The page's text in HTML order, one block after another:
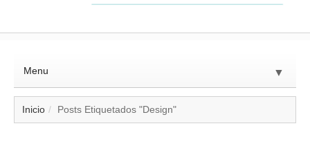
Menu ▼
Inicio Posts Etiquetados "Design"